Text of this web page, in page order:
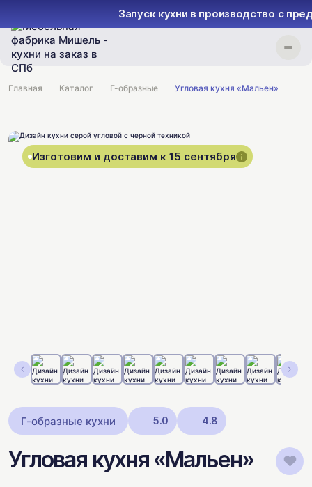
Запуск кухни в производство с
Главная Каталог Г-образные Угловая кухня «Мальен»
Изготовим и доставим к 15 сентября
Г-образные кухни 5.0 4.8
Угловая кухня «Мальен»